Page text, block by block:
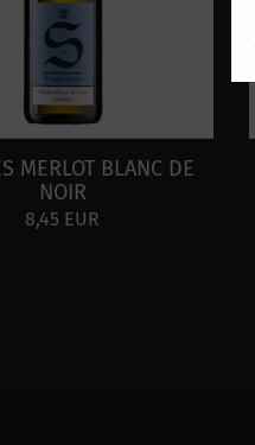
MERLOT BLANC DE
NOIR
8,45 EUR